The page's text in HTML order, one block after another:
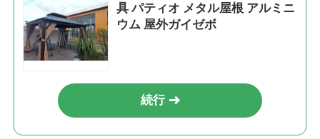
具 パティオ メタル屋根 アルミニ
ウム 屋外ガイゼボ
続行